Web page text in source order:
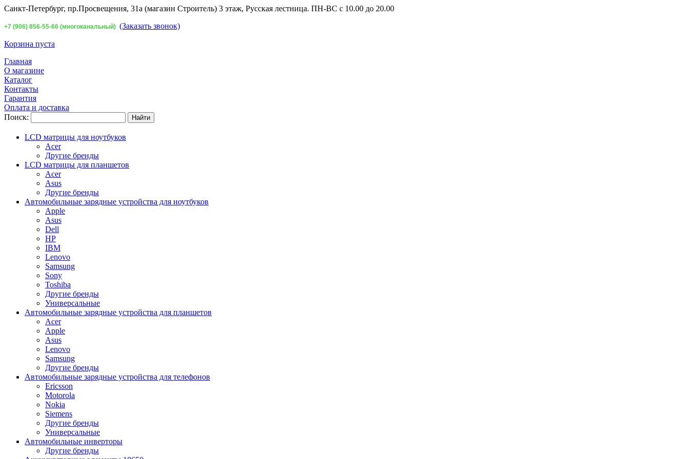
Санкт-Петербург, пр.Просвещения, 31а (магазин Строитель) 3 этаж, Русская лестница. ПН-ВС с 10.00 до 20.00
+7 (906) 856-55-66 (многоканальный) (Заказать звонок)
Корзина пуста
Главная
О магазине
Каталог
Контакты
Гарантия
Оплата и доставка
Поиск:
LCD матрицы для ноутбуков
Acer
Другие бренды
LCD матрицы для планшетов
Acer
Asus
Другие бренды
Автомобильные зарядные устройства для ноутбуков
Apple
Asus
Dell
HP
IBM
Lenovo
Samsung
Sony
Toshiba
Другие бренды
Универсальные
Автомобильные зарядные устройства для планшетов
Acer
Apple
Asus
Lenovo
Samsung
Другие бренды
Автомобильные зарядные устройства для телефонов
Ericsson
Motorola
Nokia
Siemens
Другие бренды
Универсальные
Автомобильные инверторы
Другие бренды